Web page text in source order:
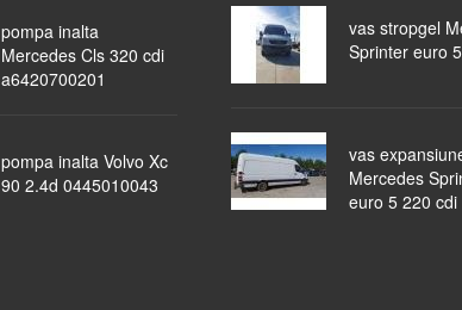
pompa inalta
Mercedes Cls 320 cdi
a6420700201
pompa inalta Volvo Xc
90 2.4d 0445010043
vas stropgel
Sprinter euro
vas
Mercedes
euro 5 220 cdi